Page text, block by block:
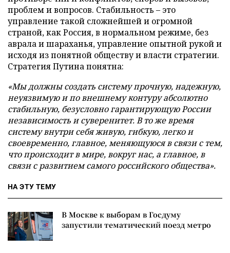
проблем и вопросов. Стабильность – это
управление такой сложнейшей и огромной
страной, как Россия, в нормальном режиме, без
аврала и шараханья, управление опытной рукой и
исходя из понятной обществу и власти стратегии.
Стратегия Путина понятна:
«Мы должны создать систему прочную, надежную,
неуязвимую и по внешнему контуру абсолютно
стабильную, безусловно гарантирующую России
независимость и суверенитет. В то же время
систему внутри себя живую, гибкую, легко и
своевременно, главное, меняющуюся в связи с тем,
что происходит в мире, вокруг нас, а главное, в
связи с развитием самого российского общества».
НА ЭТУ ТЕМУ
В Москве к выборам в Госдуму
запустили тематический поезд метро